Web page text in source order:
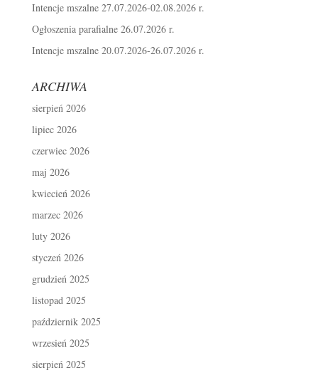
Intencje mszalne 27.07.2026-02.08.2026 r.
Ogłoszenia parafialne 26.07.2026 r.
Intencje mszalne 20.07.2026-26.07.2026 r.
ARCHIWA
sierpień 2026
lipiec 2026
czerwiec 2026
maj 2026
kwiecień 2026
marzec 2026
luty 2026
styczeń 2026
grudzień 2025
listopad 2025
październik 2025
wrzesień 2025
sierpień 2025